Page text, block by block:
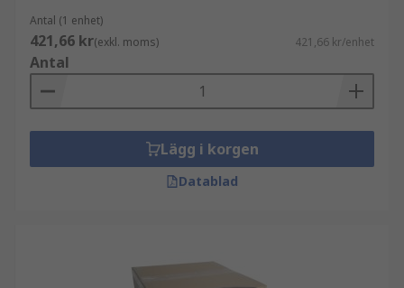
Antal (1 enhet)
421,66 kr(exkl. moms) 421,66 kr/enhet
Antal
Lägg i korgen
Datablad